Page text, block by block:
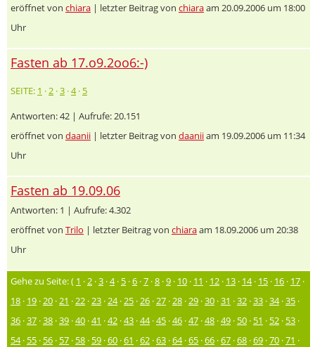
eröffnet von chiara | letzter Beitrag von chiaraam 20.09.2006 um 18:00
Uhr
Fasten ab 17.o9.2oo6:-)
SEITE: 1 ·2 ·3 ·4· 5
Antworten: 42 | Aufrufe: 20.151
eröffnet von daanii | letzter Beitrag von daaniiam 19.09.2006 um 11:34
Uhr
Fasten ab 19.09.06
Antworten: 1 | Aufrufe: 4.302
eröffnet von Trilo | letzter Beitrag von chiaraam 18.09.2006 um 20:38
Uhr
Gehe zu Seite: ( 1 ·2 ·3 ·4· 5 ·6 ·7 ·8 ·9 · 10 · 11 · 12 · 13 · 14· 15 · 16 · 17 ·
18 · 19 ·20 ·21 ·22 ·23 ·24·25 ·26 ·27 ·28 ·29 ·30 ·31 ·32 ·33 ·34·35 ·
36 ·37 ·38 ·39 ·40 ·41 ·42 ·43 ·44·45 ·46 ·47 ·48 ·49 · 50 · 51 · 52 · 53 ·
54· 55 · 56 · 57 · 58 · 59 ·60 ·61 ·62 ·63 ·64·65 ·66 ·67 ·68 ·69 ·70 ·71 ·